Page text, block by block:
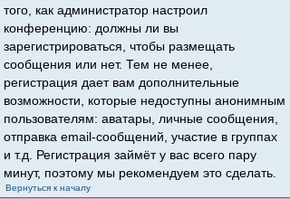
того, как администратор настроил
конференцию: должны ли вы
зарегистрироваться, чтобы размещать
сообщения или нет. Тем не менее,
регистрация дает вам дополнительные
возможности, которые недоступны анонимным
пользователям: аватары, личные сообщения,
отправка email-сообщений, участие в группах
и т.д. Регистрация займёт у вас всего пару
минут, поэтому мы рекомендуем это сделать.
Вернуться к началу